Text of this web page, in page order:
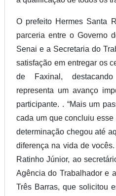
O prefeito Hermes Santa
parceria entre o Governo
Senai e a Secretaria do
satisfação em entregar os
de Faxinal,
representa um avanço
participante. . “Mais um
cada um que concluiu
determinação chegou até
diferença na vida de
Ratinho Júnior, ao
Agência do Trabalhador e
Três Barras, que solicitou